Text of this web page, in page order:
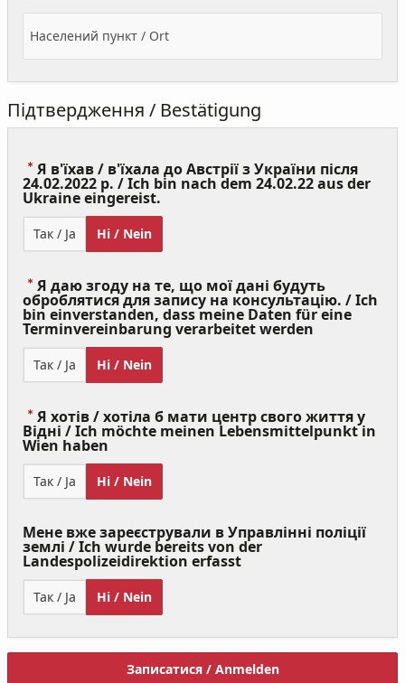
Населений пункт / Ort
Підтвердження / Bestätigung
Я в'їхав / в'їхала до Австрії з України після
24.02.2022 р. / Ich bin nach dem 24.02.22 aus der
Ukraine eingereist.
Required)
Так / Ja Ні / Nein
Я даю згоду на те, що мої дані будуть
оброблятися для запису на консультацію. / Ich
bin einverstanden, dass meine Daten für eine
Terminvereinbarung verarbeitet werden
Так / Ja Ні / Nein
Я хотів / хотіла б мати центр свого життя у
Відні / Ich möchte meinen Lebensmittelpunkt in
Wien haben
Required)
Так / Ja Ні / Nein
Мене вже зареєстрували в Управлінні поліції
землі / Ich wurde bereits von der
Landespolizeidirektion erfasst
Так / Ja Ні / Nein
Записатися / Anmelden